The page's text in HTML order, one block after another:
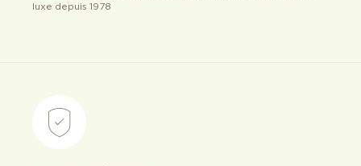
luxe depuis 1978